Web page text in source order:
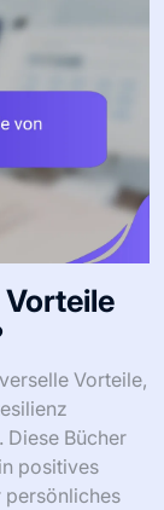
Vorteile,
Diese Bücher
positives
persönliches